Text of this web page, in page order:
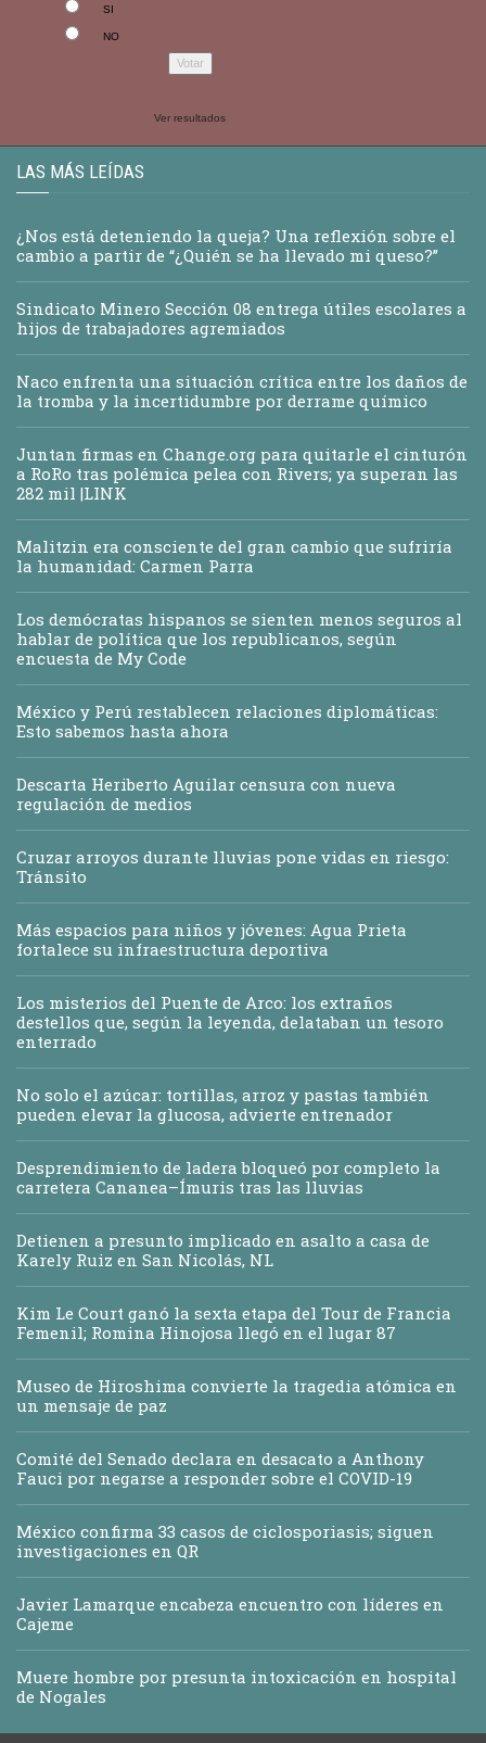
SI
NO
Ver resultados
LAS MÁS LEÍDAS
¿Nos está deteniendo la queja? Una reflexión sobre el
cambio a partir de “¿Quién se ha llevado mi queso?”
Sindicato Minero Sección 08 entrega útiles escolares a
hijos de trabajadores agremiados
Naco enfrenta una situación crítica entre los daños de
la tromba y la incertidumbre por derrame químico
Juntan firmas en Change.org para quitarle el cinturón
a RoRo tras polémica pelea con Rivers; ya superan las
282 mil |LINK
Malitzin era consciente del gran cambio que sufriría
la humanidad: Carmen Parra
Los demócratas hispanos se sienten menos seguros al
hablar de política que los republicanos, según
encuesta de My Code
México y Perú restablecen relaciones diplomáticas:
Esto sabemos hasta ahora
Descarta Heriberto Aguilar censura con nueva
regulación de medios
Cruzar arroyos durante lluvias pone vidas en riesgo:
Tránsito
Más espacios para niños y jóvenes: Agua Prieta
fortalece su infraestructura deportiva
Los misterios del Puente de Arco: los extraños
destellos que, según la leyenda, delataban un tesoro
enterrado
No solo el azúcar: tortillas, arroz y pastas también
pueden elevar la glucosa, advierte entrenador
Desprendimiento de ladera bloqueó por completo la
carretera Cananea–Ímuris tras las lluvias
Detienen a presunto implicado en asalto a casa de
Karely Ruiz en San Nicolás, NL
Kim Le Court ganó la sexta etapa del Tour de Francia
Femenil; Romina Hinojosa llegó en el lugar 87
Museo de Hiroshima convierte la tragedia atómica en
un mensaje de paz
Comité del Senado declara en desacato a Anthony
Fauci por negarse a responder sobre el COVID-19
México confirma 33 casos de ciclosporiasis; siguen
investigaciones en QR
Javier Lamarque encabeza encuentro con líderes en
Cajeme
Muere hombre por presunta intoxicación en hospital
de Nogales